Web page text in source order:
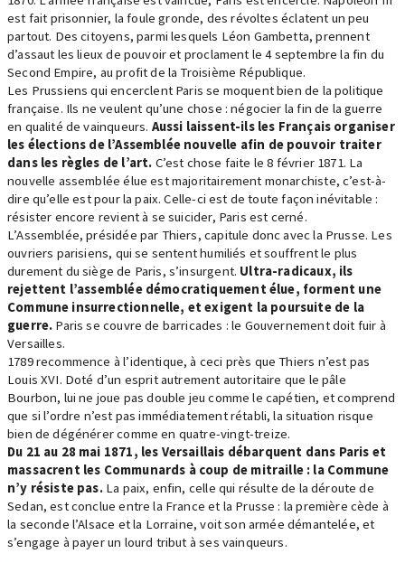
est fait prisonnier, la foule gronde, des révoltes éclatent un peu
partout. Des citoyens, parmi lesquels Léon Gambetta, prennent
d’assaut les lieux de pouvoir et proclament le 4 septembre la fin du
Second Empire, au profit de la Troisième République.
Les Prussiens qui encerclent Paris se moquent bien de la politique
française. Ils ne veulent qu’une chose : négocier la fin de la guerre
en qualité de vainqueurs. Aussi laissent-ils les Français organiser
les élections de l’Assemblée nouvelle afin de pouvoir traiter
dans les règles de l’art. C’est chose faite le 8 février 1871. La
nouvelle assemblée élue est majoritairement monarchiste, c’est-à-
dire qu’elle est pour la paix. Celle-ci est de toute façon inévitable :
résister encore revient à se suicider, Paris est cerné.
L’Assemblée, présidée par Thiers, capitule donc avec la Prusse. Les
ouvriers parisiens, qui se sentent humiliés et souffrent le plus
durement du siège de Paris, s’insurgent. Ultra-radicaux, ils
rejettent l’assemblée démocratiquement élue, forment une
Commune insurrectionnelle, et exigent la poursuite de la
guerre. Paris se couvre de barricades : le Gouvernement doit fuir à
Versailles.
1789 recommence à l’identique, à ceci près que Thiers n’est pas
Louis XVI. Doté d’un esprit autrement autoritaire que le pâle
Bourbon, lui ne joue pas double jeu comme le capétien, et comprend
que si l’ordre n’est pas immédiatement rétabli, la situation risque
bien de dégénérer comme en quatre-vingt-treize.
Du 21 au 28 mai 1871, les Versaillais débarquent dans Paris et
massacrent les Communards à coup de mitraille : la Commune
n’y résiste pas.La paix, enfin, celle qui résulte de la déroute de
Sedan, est conclue entre la France et la Prusse : la première cède à
la seconde l’Alsace et la Lorraine, voit son armée démantelée, et
s’engage à payer un lourd tribut à ses vainqueurs.